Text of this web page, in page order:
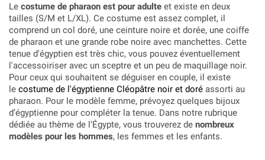
Le costume de pharaon est pour adulte et existe en deux
tailles (S/M et L/XL). Ce costume est assez complet, il
comprend un col doré, une ceinture noire et dorée, une coiffe
de pharaon et une grande robe noire avec manchettes. Cette
tenue d'égyptien est très chic, vous pouvez éventuellement
l'accessoiriser avec un sceptre et un peu de maquillage noir.
Pour ceux qui souhaitent se déguiser en couple, il existe
le costume de l'égyptienne Cléopâtre noir et doré assorti au
pharaon. Pour le modèle femme, prévoyez quelques bijoux
d’égyptienne pour compléter la tenue. Dans notre rubrique
dédiée au thème de l’Égypte, vous trouverez de nombreux
modèles pour les hommes, les femmes et les enfants.